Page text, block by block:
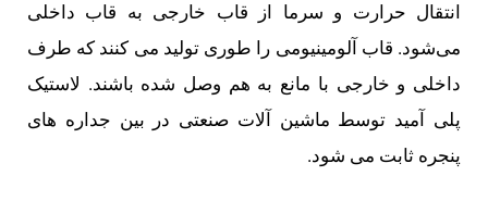
انتقال حرارت و سرما از قاب خارجی به قاب داخلی
می‌شود. قاب آلومینیومی را طوری تولید می کنند که طرف
داخلی و خارجی با مانع به هم وصل شده باشند. لاستیک
پلی آمید توسط ماشین آلات صنعتی در بین جداره های
پنجره ثابت می شود.